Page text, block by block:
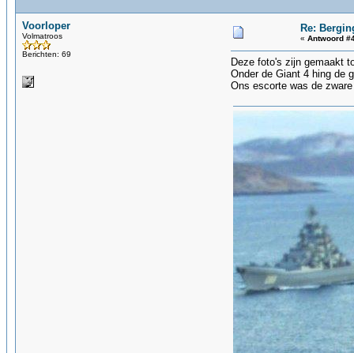
Voorloper
Volmatroos
Berichten: 69
Re:
« Antwoord
Deze foto's zijn gemaakt
Onder de Giant 4 hing de
Ons escorte was de